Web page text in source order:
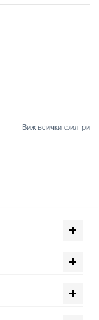
Виж всички филтри